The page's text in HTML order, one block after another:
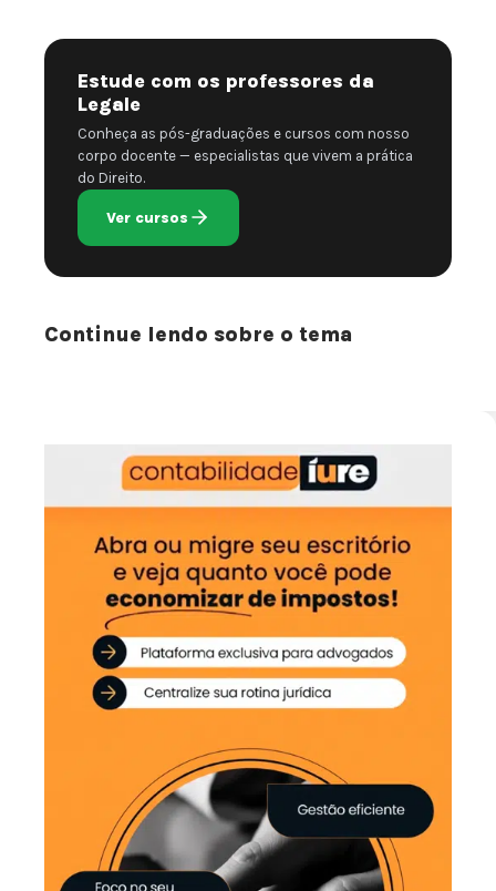
Estude com os professores da
Legale
Conheça as pós-graduações e cursos com nosso
corpo docente — especialistas que vivem a prática
do Direito.
Ver cursos
Continue lendo sobre o tema